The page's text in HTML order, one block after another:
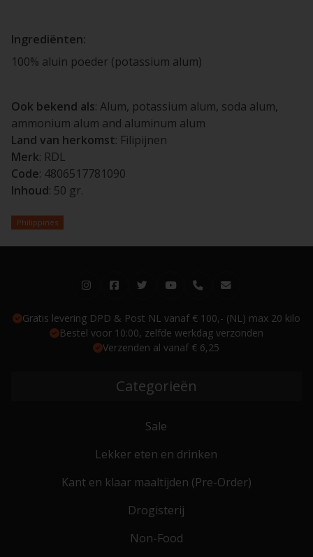
Ingrediënten:
100% aluin poeder (potassium alum)
Ook bekend als: Alum, potassium alum, soda alum,
ammonium alum and aluminum alum
Land van herkomst: Filipijnen
Merk: RDL
Code: 4806517781090
Inhoud: 50 gr.
Philippines
Gratis levering DPD & Post NL vanaf € 100,- (NL) max 20 kilo
Bestel voor 10:00, zelfde werkdag verzonden
Verzenden al vanaf € 6,25
Categorieën
Sale
Lekker eten en drinken
Kant en klaar maaltijden (Pre-Order)
Drogisterij
Non-Food